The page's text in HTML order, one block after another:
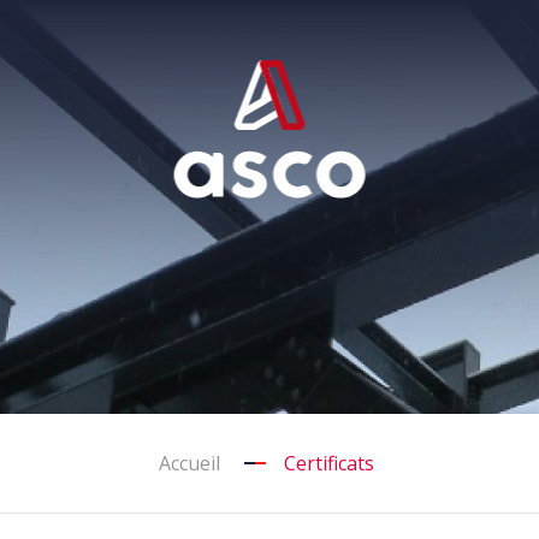
Accueil Certificats